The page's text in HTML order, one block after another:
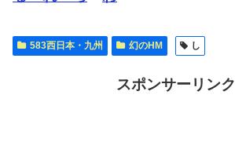
583西日本・九州 幻のHM し
スポンサーリンク